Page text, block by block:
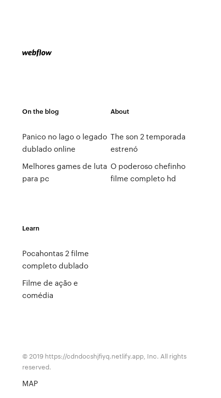
On the blog
Panico no lago o legado
dublado online
Melhores games de luta
para pc
About
The son 2 temporada
estrenó
O poderoso chefinho
filme completo hd
Learn
Pocahontas 2 filme
completo dublado
Filme de ação e
comédia
© 2019 https://cdndocshjfiyq.netlify.app, Inc. All rights
reserved.
MAP